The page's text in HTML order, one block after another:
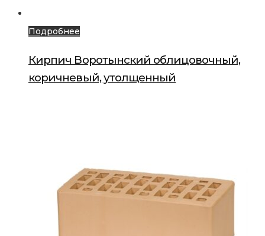
Подробнее
Кирпич Воротынский облицовочный,
коричневый, утолщенный